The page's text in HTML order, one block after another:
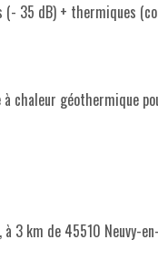
35 dB) + thermiques
chaleur géothermique
3 km de 45510 Neuvy-